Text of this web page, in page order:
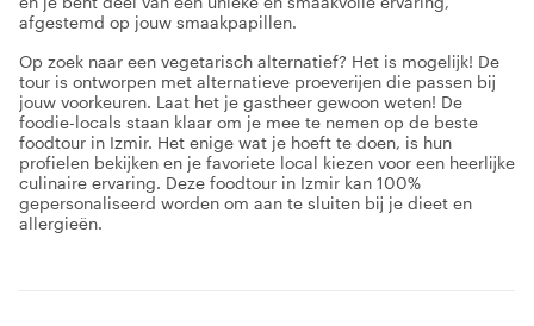
afgestemd op jouw smaakpapillen.
Op zoek naar een vegetarisch alternatief? Het is mogelijk! De
tour is ontworpen met alternatieve proeverijen die passen bij
jouw voorkeuren. Laat het je gastheer gewoon weten! De
foodie-locals staan klaar om je mee te nemen op de beste
foodtour in Izmir. Het enige wat je hoeft te doen, is hun
profielen bekijken en je favoriete local kiezen voor een heerlijke
culinaire ervaring. Deze foodtour in Izmir kan 100%
gepersonaliseerd worden om aan te sluiten bij je dieet en
allergieën.